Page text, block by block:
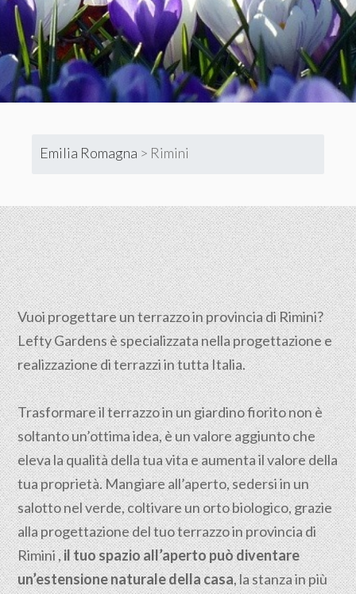
Emilia Romagna > Rimini
Vuoi progettare un terrazzo in provincia di Rimini?
Lefty Gardens è specializzata nella progettazione e
realizzazione di terrazzi in tutta Italia.
Trasformare il terrazzo in un giardino fiorito non è
soltanto un’ottima idea, è un valore aggiunto che
eleva la qualità della tua vita e aumenta il valore della
tua proprietà. Mangiare all’aperto, sedersi in un
salotto nel verde, coltivare un orto biologico, grazie
alla progettazione del tuo terrazzo in provincia di
Rimini ,il tuo spazio all’aperto può diventare
un’estensione naturale della casa, la stanza in più